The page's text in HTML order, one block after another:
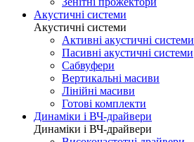
Акустичні системи
Акустичні системи
Активні акустичні системи
Пасивні акустичні системи
Сабвуфери
Вертикальні масиви
Лінійні масиви
Готові комплекти
Динаміки і ВЧ-драйвери
Динаміки і ВЧ-драйвери